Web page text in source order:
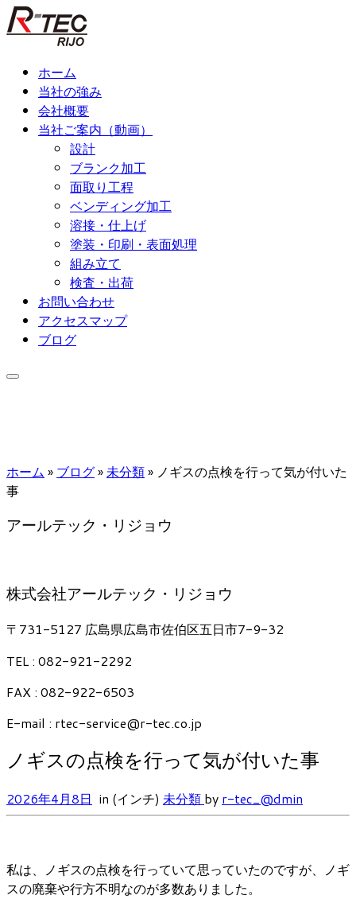
コ
ン
ホーム
当社の強み
会社概要
当社ご案内（動画）
設計
ブランク加工
面取り工程
ベンディング加工
溶接・仕上げ
塗装・印刷・表面処理
組み立て
検査・出荷
お問い合わせ
アクセスマップ
ブログ
ホーム » ブログ»未分類» ノギスの点検を行って気が付いた
事
アールテック・リジョウ
株式会社アールテック・リジョウ
〒731-5127 広島県広島市佐伯区五日市7-9-32
TEL : 082-921-2292
FAX : 082-922-6503
E-mail : rtec-service@r-tec.co.jp
ノギスの点検を行って気が付いた事
2026年4月8日 in (インチ) 未分類 by r-tec_@dmin
私は、ノギスの点検を行っていて思っていたのですが、ノギ
スの廃棄や行方不明なのが多数ありました。